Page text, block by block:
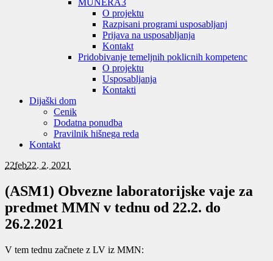
MUNERA3
O projektu
Razpisani programi usposabljanj
Prijava na usposabljanja
Kontakt
Pridobivanje temeljnih poklicnih kompetenc
O projektu
Usposabljanja
Kontakti
Dijaški dom
Cenik
Dodatna ponudba
Pravilnik hišnega reda
Kontakt
22feb22. 2. 2021
(ASM1) Obvezne laboratorijske vaje za
predmet MMN v tednu od 22.2. do
26.2.2021
V tem tednu začnete z LV iz MMN: